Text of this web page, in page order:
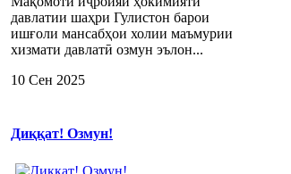
давлатии шаҳри Гулистон барои
ишғоли мансабҳои холии маъмурии
хизмати давлатӣ озмун эълон...
10 Сен 2025
Диққат! Озмун!